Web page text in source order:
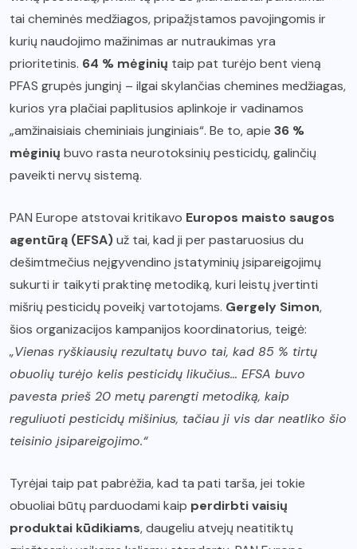
tai cheminės medžiagos, pripažįstamos pavojingomis ir
kurių naudojimo mažinimas ar nutraukimas yra
prioritetinis. 64 % mėginių taip pat turėjo bent vieną
PFAS grupės junginį – ilgai skylančias chemines medžiagas,
kurios yra plačiai paplitusios aplinkoje ir vadinamos
„amžinaisiais cheminiais junginiais“. Be to, apie 36 %
mėginių buvo rasta neurotoksinių pesticidų, galinčių
paveikti nervų sistemą.
PAN Europe atstovai kritikavo Europos maisto saugos
agentūrą (EFSA)už tai, kad ji per pastaruosius du
dešimtmečius neįgyvendino įstatyminių įsipareigojimų
sukurti ir taikyti praktinę metodiką, kuri leistų įvertinti
mišrių pesticidų poveikį vartotojams. Gergely Simon,
šios organizacijos kampanijos koordinatorius, teigė:
„Vienas ryškiausių rezultatų buvo tai, kad 85 % tirtų
obuolių turėjo kelis pesticidų likučius… EFSA buvo
pavesta prieš 20 metų parengti metodiką, kaip
reguliuoti pesticidų mišinius, tačiau ji vis dar neatliko šio
teisinio įsipareigojimo.“
Tyrėjai taip pat pabrėžia, kad ta pati tarša, jei tokie
obuoliai būtų parduodami kaip perdirbti vaisių
produktai kūdikiams, daugeliu atvejų neatitiktų